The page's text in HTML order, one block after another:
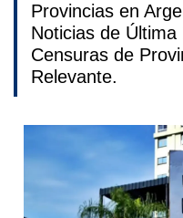
Provincias en
Noticias de
Censuras de
Relevante.